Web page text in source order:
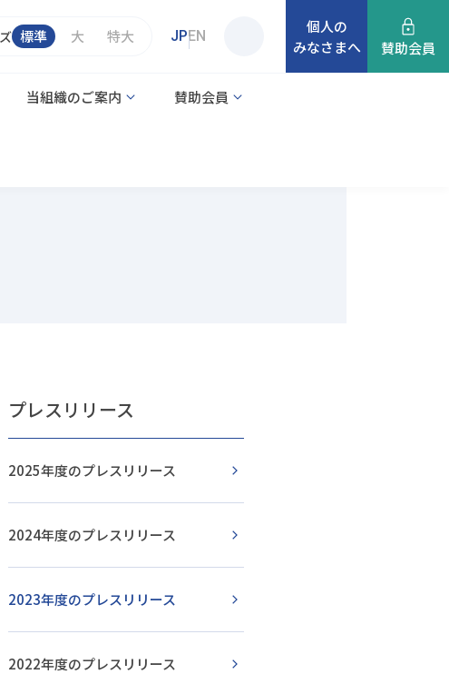
標準 大 特大 JPEN
個人の
みなさまへ
賛助会員
当組織のご案内 賛助会員
プレスリリース
2025年度のプレスリリース
2024年度のプレスリリース
2023年度のプレスリリース
2022年度のプレスリリース